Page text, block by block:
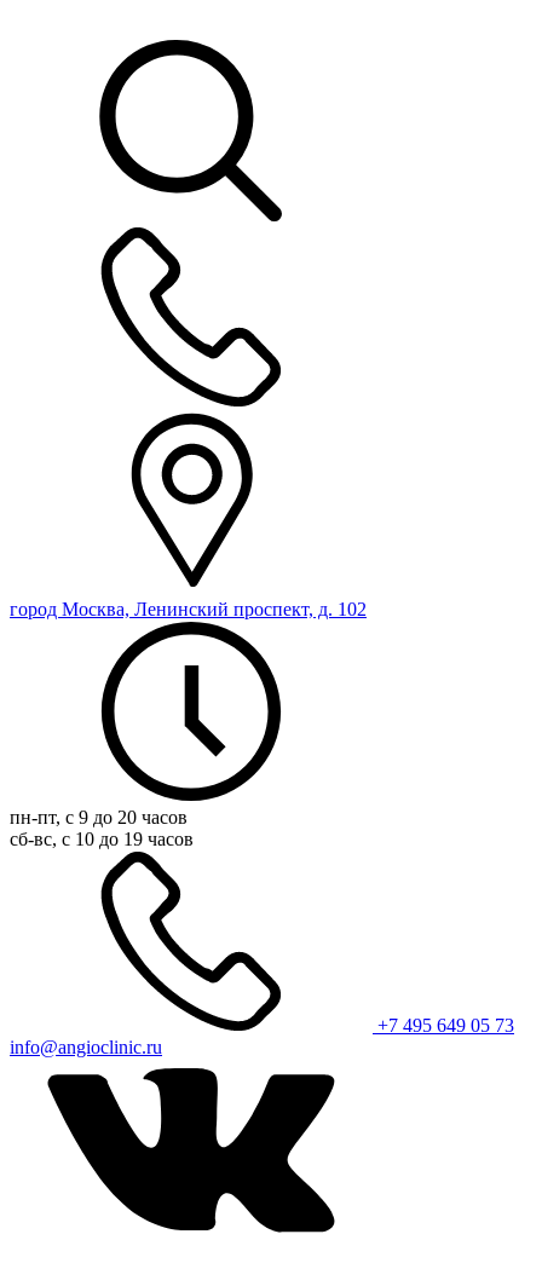
город Москва, Ленинский проспект, д. 102
пн-пт, с 9 до 20 часов
сб-вс, с 10 до 19 часов
+7 495 649 05 73
info@angioclinic.ru